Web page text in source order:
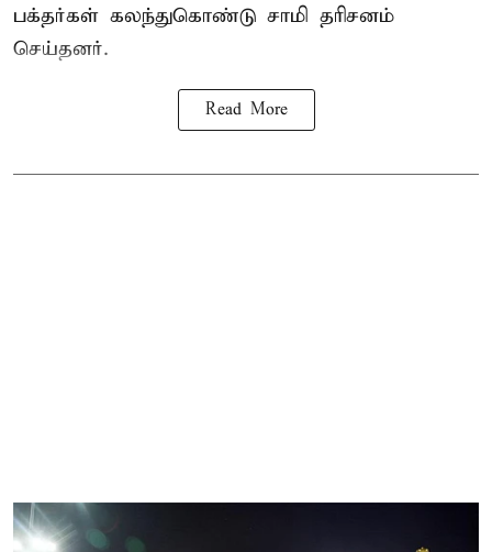
பக்தர்கள் கலந்துகொண்டு சாமி தரிசனம்
செய்தனர்.
Read More